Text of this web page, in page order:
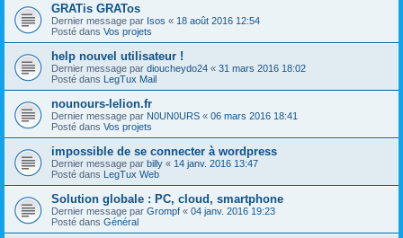
GRATis GRATos
Dernier message par Isos « 18 août 2016 12:54
Posté dans Vos projets
help nouvel utilisateur !
Dernier message par dioucheydo24 « 31 mars 2016 18:02
Posté dans LegTux Mail
nounours-lelion.fr
Dernier message par N0UN0URS « 06 mars 2016 18:41
Posté dans Vos projets
impossible de se connecter à wordpress
Dernier message par billy « 14 janv. 2016 13:47
Posté dans LegTux Web
Solution globale : PC, cloud, smartphone
Dernier message par Grompf « 04 janv. 2016 19:23
Posté dans Général